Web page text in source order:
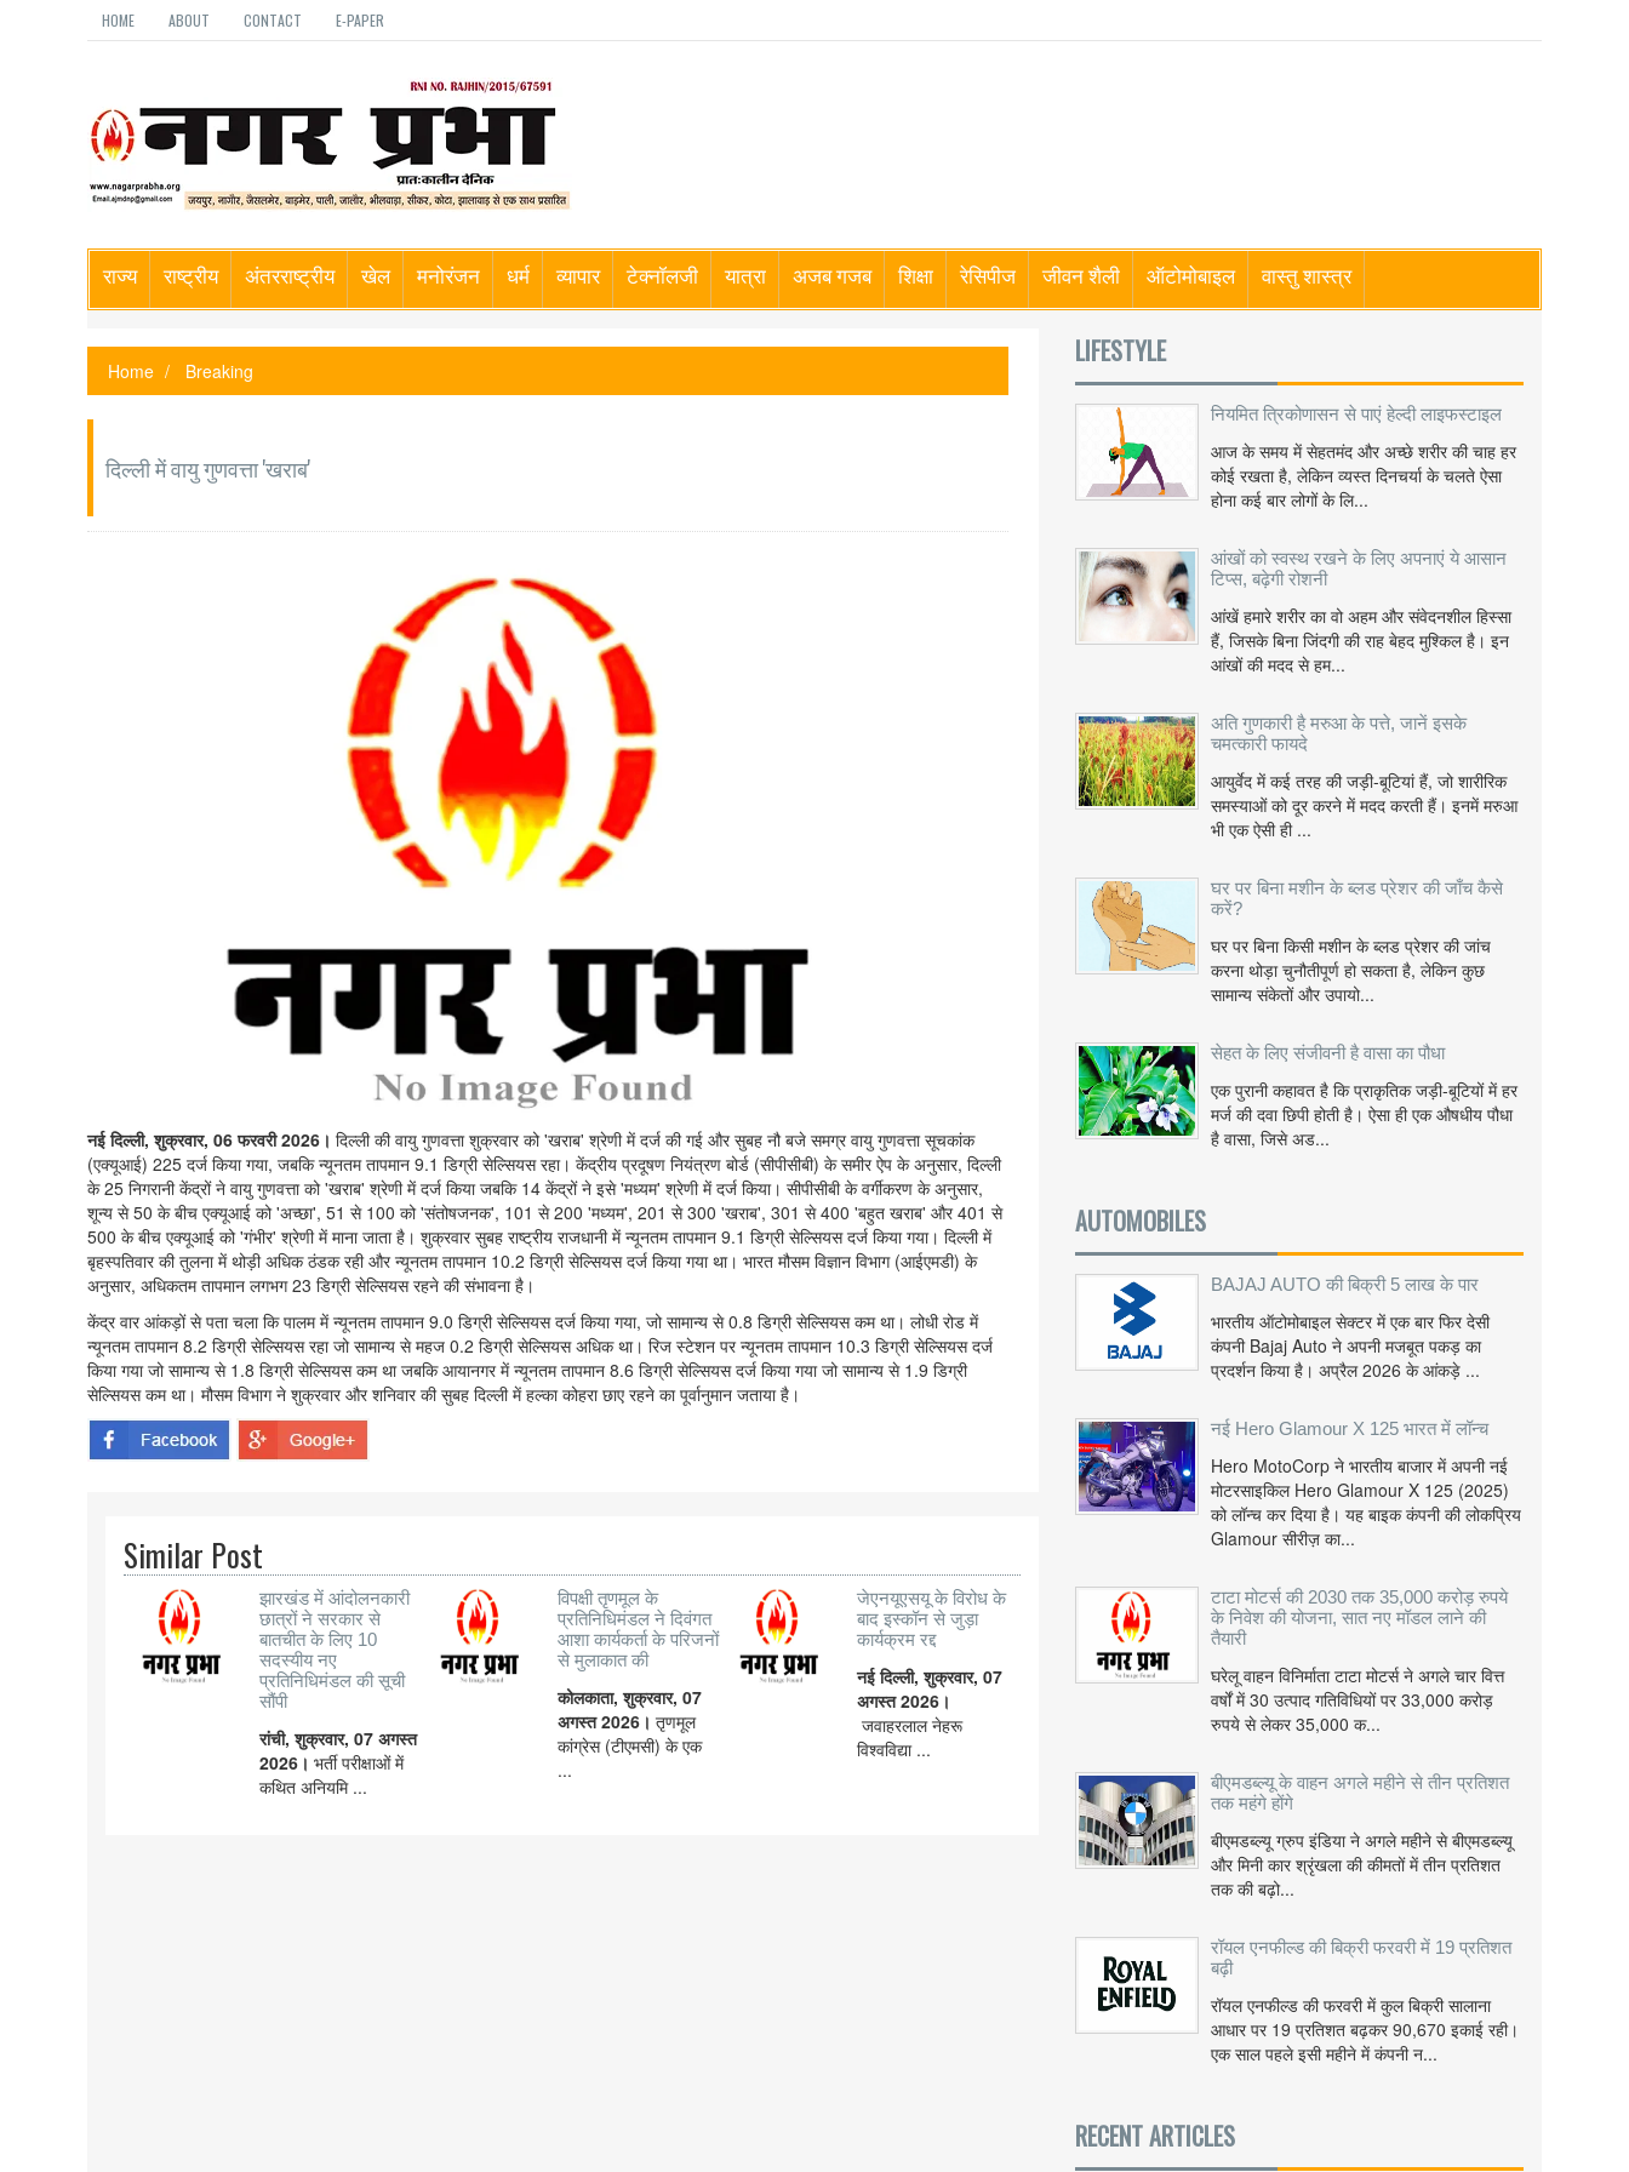
HOME ABOUT CONTACT E-PAPER
राज्य राष्ट्रीय अंतरराष्ट्रीय खेल मनोरंजन धर्म व्यापार टेक्नॉलजी यात्रा अजब गजब शिक्षा रेसिपीज जीवन शैली ऑटोमोबाइल वास्तु शास्त्र
Home Breaking
दिल्ली में वायु गुणवत्ता 'खराब'
नई दिल्ली, शुक्रवार, 06 फरवरी 2026। दिल्ली की वायु गुणवत्ता शुक्रवार को 'खराब' श्रेणी में दर्ज की गई और सुबह नौ बजे समग्र वायु गुणवत्ता सूचकांक
(एक्यूआई) 225 दर्ज किया गया, जबकि न्यूनतम तापमान 9.1 डिग्री सेल्सियस रहा। केंद्रीय प्रदूषण नियंत्रण बोर्ड (सीपीसीबी) के समीर ऐप के अनुसार, दिल्ली
के 25 निगरानी केंद्रों ने वायु गुणवत्ता को 'खराब' श्रेणी में दर्ज किया जबकि 14 केंद्रों ने इसे 'मध्यम' श्रेणी में दर्ज किया। सीपीसीबी के वर्गीकरण के अनुसार,
शून्य से 50 के बीच एक्यूआई को 'अच्छा', 51 से 100 को 'संतोषजनक', 101 से 200 'मध्यम', 201 से 300 'खराब', 301 से 400 'बहुत खराब' और 401 से
500 के बीच एक्यूआई को 'गंभीर' श्रेणी में माना जाता है। शुक्रवार सुबह राष्ट्रीय राजधानी में न्यूनतम तापमान 9.1 डिग्री सेल्सियस दर्ज किया गया। दिल्ली में
बृहस्पतिवार की तुलना में थोड़ी अधिक ठंडक रही और न्यूनतम तापमान 10.2 डिग्री सेल्सियस दर्ज किया गया था। भारत मौसम विज्ञान विभाग (आईएमडी) के
अनुसार, अधिकतम तापमान लगभग 23 डिग्री सेल्सियस रहने की संभावना है।
केंद्र वार आंकड़ों से पता चला कि पालम में न्यूनतम तापमान 9.0 डिग्री सेल्सियस दर्ज किया गया, जो सामान्य से 0.8 डिग्री सेल्सियस कम था। लोधी रोड में
न्यूनतम तापमान 8.2 डिग्री सेल्सियस रहा जो सामान्य से महज 0.2 डिग्री सेल्सियस अधिक था। रिज स्टेशन पर न्यूनतम तापमान 10.3 डिग्री सेल्सियस दर्ज
किया गया जो सामान्य से 1.8 डिग्री सेल्सियस कम था जबकि आयानगर में न्यूनतम तापमान 8.6 डिग्री सेल्सियस दर्ज किया गया जो सामान्य से 1.9 डिग्री
सेल्सियस कम था। मौसम विभाग ने शुक्रवार और शनिवार की सुबह दिल्ली में हल्का कोहरा छाए रहने का पूर्वानुमान जताया है।
Similar Post
झारखंड में आंदोलनकारी
छात्रों ने सरकार से
बातचीत के लिए 10
सदस्यीय नए
प्रतिनिधिमंडल की सूची
सौंपी
रांची, शुक्रवार, 07 अगस्त
2026। भर्ती परीक्षाओं में
कथित अनियमि ...
विपक्षी तृणमूल के
प्रतिनिधिमंडल ने दिवंगत
आशा कार्यकर्ता के परिजनों
से मुलाकात की
कोलकाता, शुक्रवार, 07
अगस्त 2026।तृणमूल
कांग्रेस (टीएमसी) के एक
...
जेएनयूएसयू के विरोध के
बाद इस्कॉन से जुड़ा
कार्यक्रम रद्द
नई दिल्ली, शुक्रवार, 07
अगस्त 2026।
जवाहरलाल नेहरू
विश्वविद्या ...
LIFESTYLE
नियमित त्रिकोणासन से पाएं हेल्दी लाइफस्टाइल
आज के समय में सेहतमंद और अच्छे शरीर की चाह हर
कोई रखता है, लेकिन व्यस्त दिनचर्या के चलते ऐसा
होना कई बार लोगों के लि...
आंखों को स्वस्थ रखने के लिए अपनाएं ये आसान
टिप्स, बढ़ेगी रोशनी
आंखें हमारे शरीर का वो अहम और संवेदनशील हिस्सा
हैं, जिसके बिना जिंदगी की राह बेहद मुश्किल है। इन
आंखों की मदद से हम...
अति गुणकारी है मरुआ के पत्ते, जानें इसके
चमत्कारी फायदे
आयुर्वेद में कई तरह की जड़ी-बूटियां हैं, जो शारीरिक
समस्याओं को दूर करने में मदद करती हैं। इनमें मरुआ
भी एक ऐसी ही ...
घर पर बिना मशीन के ब्लड प्रेशर की जाँच कैसे
करें?
घर पर बिना किसी मशीन के ब्लड प्रेशर की जांच
करना थोड़ा चुनौतीपूर्ण हो सकता है, लेकिन कुछ
सामान्य संकेतों और उपायो...
सेहत के लिए संजीवनी है वासा का पौधा
एक पुरानी कहावत है कि प्राकृतिक जड़ी-बूटियों में हर
मर्ज की दवा छिपी होती है। ऐसा ही एक औषधीय पौधा
है वासा, जिसे अड...
AUTOMOBILES
BAJAJ AUTO की बिक्री 5 लाख के पार
भारतीय ऑटोमोबाइल सेक्टर में एक बार फिर देसी
कंपनी Bajaj Auto ने अपनी मजबूत पकड़ का
प्रदर्शन किया है। अप्रैल 2026 के आंकड़े ...
नई Hero Glamour X 125 भारत में लॉन्च
Hero MotoCorp ने भारतीय बाजार में अपनी नई
मोटरसाइकिल Hero Glamour X 125 (2025)
को लॉन्च कर दिया है। यह बाइक कंपनी की लोकप्रिय
Glamour सीरीज़ का...
टाटा मोटर्स की 2030 तक 35,000 करोड़ रुपये
के निवेश की योजना, सात नए मॉडल लाने की
तैयारी
घरेलू वाहन विनिर्माता टाटा मोटर्स ने अगले चार वित्त
वर्षों में 30 उत्पाद गतिविधियों पर 33,000 करोड़
रुपये से लेकर 35,000 क...
बीएमडब्ल्यू के वाहन अगले महीने से तीन प्रतिशत
तक महंगे होंगे
बीएमडब्ल्यू ग्रुप इंडिया ने अगले महीने से बीएमडब्ल्यू
और मिनी कार श्रृंखला की कीमतों में तीन प्रतिशत
तक की बढ़ो...
रॉयल एनफील्ड की बिक्री फरवरी में 19 प्रतिशत
बढ़ी
रॉयल एनफील्ड की फरवरी में कुल बिक्री सालाना
आधार पर 19 प्रतिशत बढ़कर 90,670 इकाई रही।
एक साल पहले इसी महीने में कंपनी न...
RECENT ARTICLES